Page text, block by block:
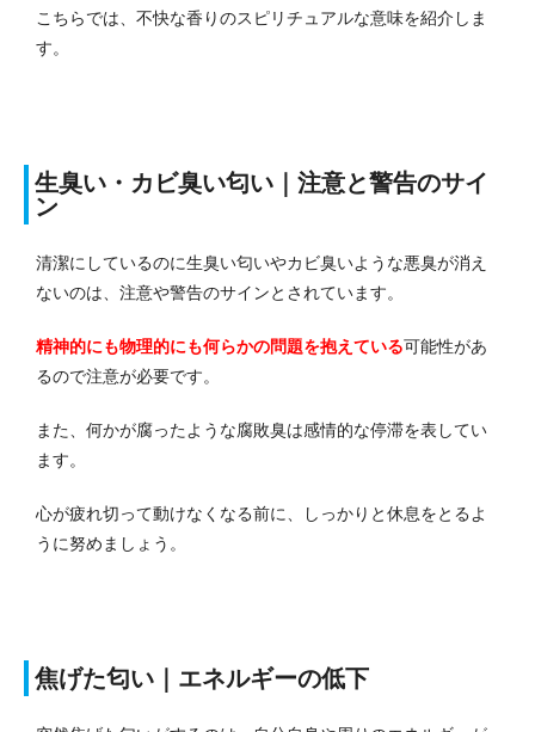
こちらでは、不快な香りのスピリチュアルな意味を紹介しま
す。
生臭い・カビ臭い匂い｜注意と警告のサイ
ン
清潔にしているのに生臭い匂いやカビ臭いような悪臭が消え
ないのは、注意や警告のサインとされています。
精神的にも物理的にも何らかの問題を抱えている可能性があ
るので注意が必要です。
また、何かが腐ったような腐敗臭は感情的な停滞を表してい
ます。
心が疲れ切って動けなくなる前に、しっかりと休息をとるよ
うに努めましょう。
焦げた匂い｜エネルギーの低下